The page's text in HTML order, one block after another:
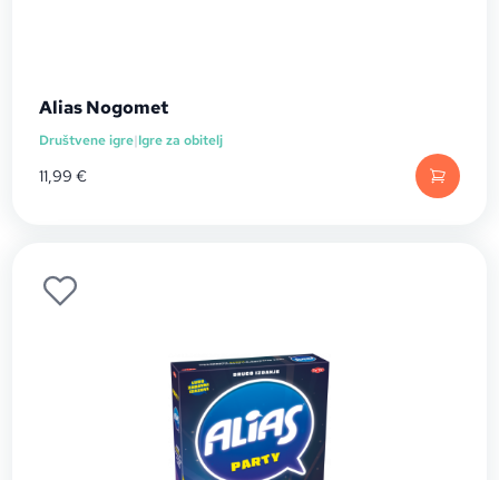
Alias Nogomet
Društvene igre|Igre za obitelj
11,99€